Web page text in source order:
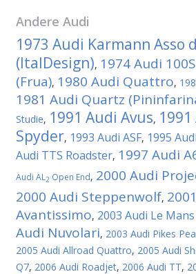
Andere Audi
1973 Audi Karmann Asso
(ItalDesign), 1974 Audi
(Frua), 1980 Audi Quattro,
1981 Audi Quartz
Studie, 1991 Audi Avus,
Spyder, 1993 Audi ASF, 1995
Audi TTS Roadster, 1997 Audi
Audi AL2 Open End, 2000 Audi
2000 Audi Steppenwolf,
Avantissimo, 2003 Audi Le
Audi Nuvolari, 2003 Audi Pikes
2005 Audi Allroad Quattro, 2005 Audi
Q7, 2006 Audi Roadjet, 2006 Audi TT,